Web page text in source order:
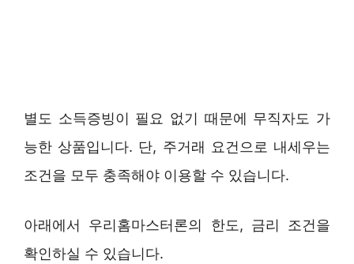
별도 소득증빙이 필요 없기 때문에 무직자도 가
능한 상품입니다. 단, 주거래 요건으로 내세우는
조건을 모두 충족해야 이용할 수 있습니다.
아래에서 우리홈마스터론의 한도, 금리 조건을
확인하실 수 있습니다.